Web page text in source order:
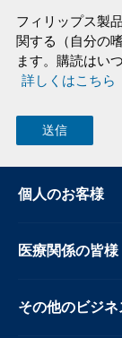
フィリップス製
関する（自分の
ます。購読はい
詳しくはこちら
個人のお客様
医療関係の皆様
その他のビジネ